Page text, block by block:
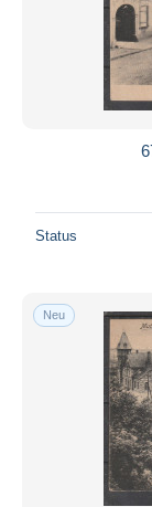
Status
Neu